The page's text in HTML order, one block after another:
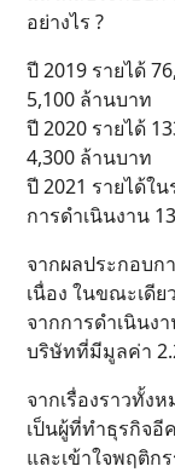
อย่างไร ?
ปี 2019 รายได้
5,100 ล้านบาท
ปี 2020 รายได้
4,300 ล้านบาท
ปี 2021 รายได้ใ
การดำเนินงาน
จากผลประกอบก
เนื่อง ในขณะเดี
จากการดำเนินง
บริษัทที่มีมูลค่า
จากเรื่องราวทั้ง
เป็นผู้ที่ทำธุรกิจ
และเข้าใจพฤติก